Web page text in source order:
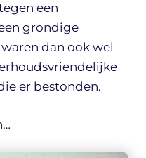
een
grondige
dan ook wel
er bestonden.